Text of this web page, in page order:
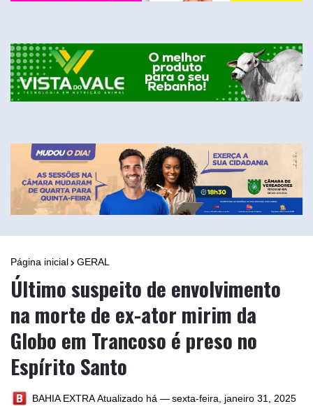
Página inicial GERAL
Último suspeito de envolvimento
na morte de ex-ator mirim da
Globo em Trancoso é preso no
Espírito Santo
BAHIA EXTRAAtualizado há —sexta-feira, janeiro 31, 2025